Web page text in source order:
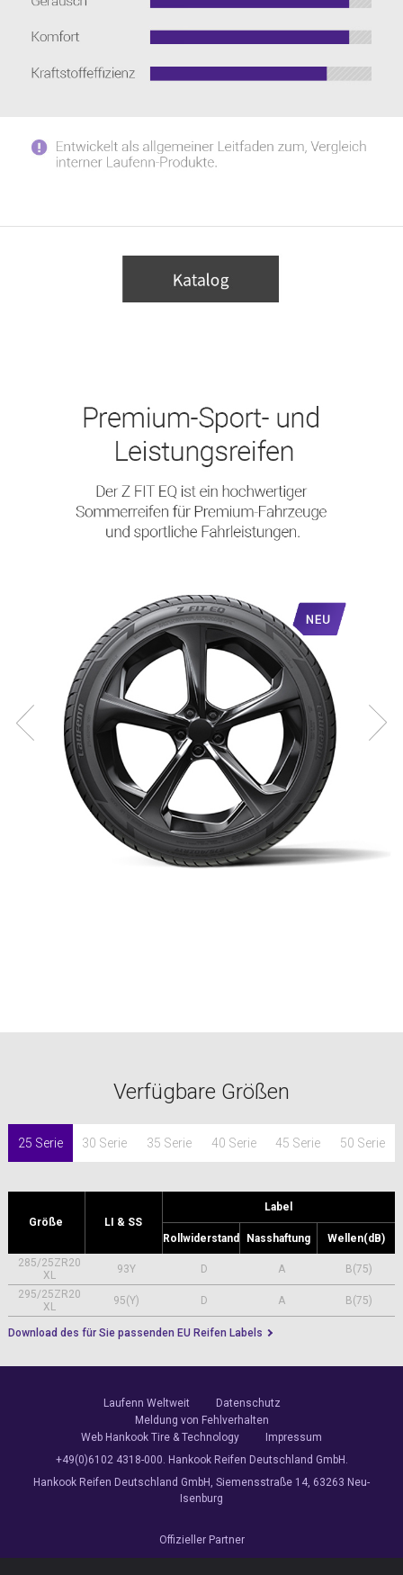
Verfügbare Größen
25 Serie 30 Serie 35 Serie 40 Serie 45 Serie 50 Serie
Größe LI & SS
Label
Rollwiderstand Nasshaftung
Wellen(dB)
285/25ZR20
XL
93Y D A
B(75)
295/25ZR20
XL
95(Y) D A B(75)
Download des für Sie passenden EU Reifen Labels
Laufenn Weltweit
Datenschutz
Meldung von Fehlverhalten
Web Hankook Tire & Technology
Impressum
+49(0)6102 4318-000. Hankook Reifen Deutschland GmbH.
Hankook Reifen Deutschland GmbH, Siemensstraße 14, 63263 Neu-
Isenburg
Offizieller Partner